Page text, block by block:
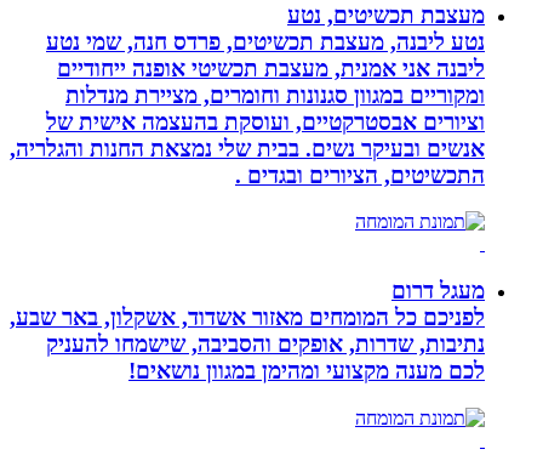
מעצבת תכשיטים, נטע
נטע ליבנה, מעצבת תכשיטים, פרדס חנה, שמי נטע
ליבנה אני אמנית, מעצבת תכשיטי אופנה ייחודיים
ומקוריים במגוון סגנונות וחומרים, מציירת מנדלות
וציורים אבסטרקטיים, ועוסקת בהעצמה אישית של
אנשים ובעיקר נשים. בבית שלי נמצאת החנות והגלריה,
התכשיטים, הציורים ובגדים .
מעגל דרום
לפניכם כל המומחים מאזור אשדוד, אשקלון, באר שבע,
נתיבות, שדרות, אופקים והסביבה, שישמחו להעניק
לכם מענה מקצועי ומהימן במגוון נושאים!